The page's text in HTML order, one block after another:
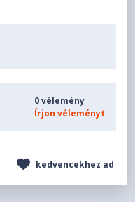
0 vélemény
Írjon véleményt
kedvencekhez ad